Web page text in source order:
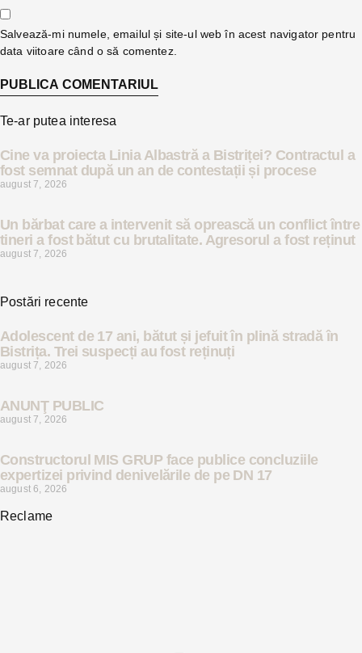
Salvează-mi numele, emailul și site-ul web în acest navigator pentru
data viitoare când o să comentez.
Te-ar putea interesa
Cine va proiecta Linia Albastră a Bistriței? Contractul a
fost semnat după un an de contestații și procese
august 7, 2026
Un bărbat care a intervenit să oprească un conflict între
tineri a fost bătut cu brutalitate. Agresorul a fost reținut
august 7, 2026
Postări recente
Adolescent de 17 ani, bătut și jefuit în plină stradă în
Bistrița. Trei suspecți au fost reținuți
august 7, 2026
ANUNŢ PUBLIC
august 7, 2026
Constructorul MIS GRUP face publice concluziile
expertizei privind denivelările de pe DN 17
august 6, 2026
Reclame